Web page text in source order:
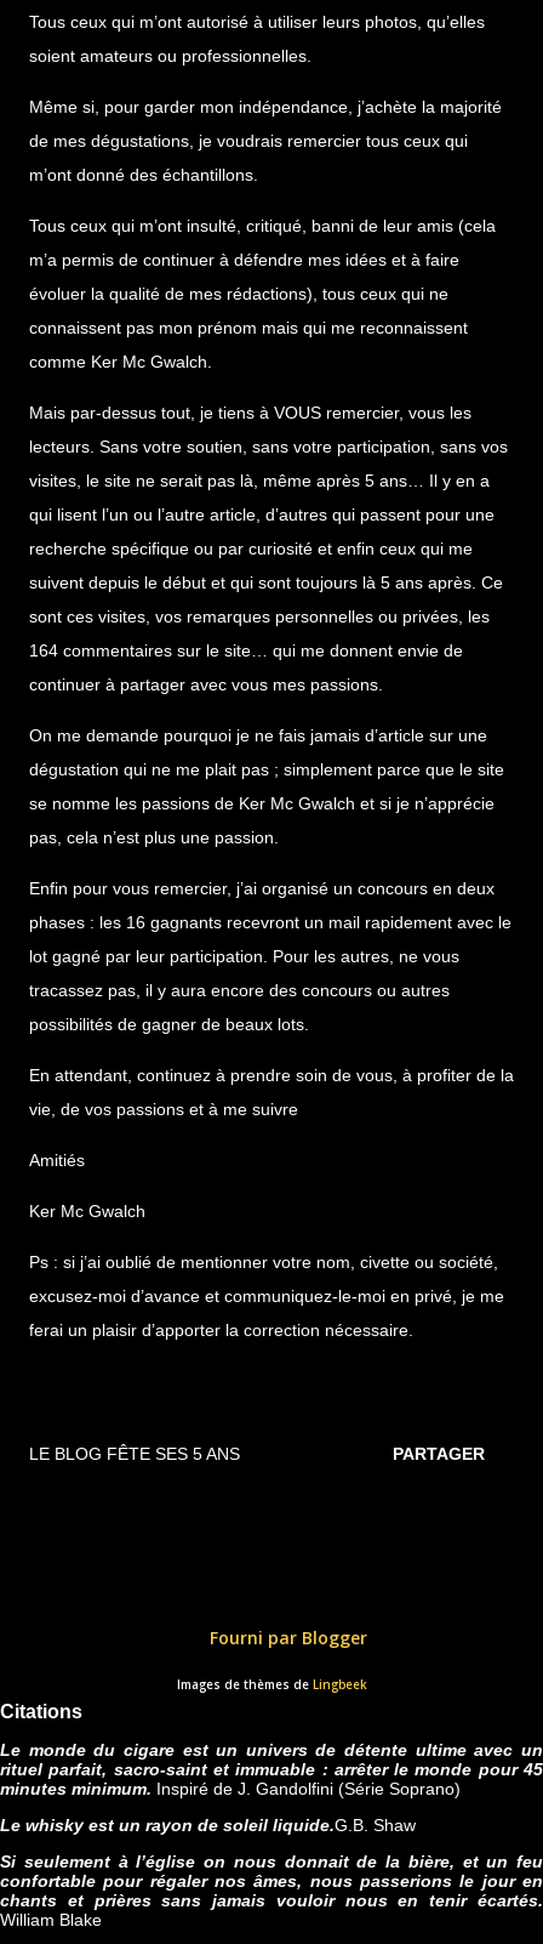
Tous ceux qui m’ont autorisé à utiliser leurs photos, qu’elles
soient amateurs ou professionnelles.
Même si, pour garder mon indépendance, j’achète la majorité
de mes dégustations, je voudrais remercier tous ceux qui
m’ont donné des échantillons.
Tous ceux qui m’ont insulté, critiqué, banni de leur amis (cela
m’a permis de continuer à défendre mes idées et à faire
évoluer la qualité de mes rédactions), tous ceux qui ne
connaissent pas mon prénom mais qui me reconnaissent
comme Ker Mc Gwalch.
Mais par-dessus tout, je tiens à VOUS remercier, vous les
lecteurs. Sans votre soutien, sans votre participation, sans vos
visites, le site ne serait pas là, même après 5 ans… Il y en a
qui lisent l’un ou l’autre article, d’autres qui passent pour une
recherche spécifique ou par curiosité et enfin ceux qui me
suivent depuis le début et qui sont toujours là 5 ans après. Ce
sont ces visites, vos remarques personnelles ou privées, les
164 commentaires sur le site… qui me donnent envie de
continuer à partager avec vous mes passions.
On me demande pourquoi je ne fais jamais d’article sur une
dégustation qui ne me plait pas ; simplement parce que le site
se nomme les passions de Ker Mc Gwalch et si je n’apprécie
pas, cela n’est plus une passion.
Enfin pour vous remercier, j’ai organisé un concours en deux
phases : les 16 gagnants recevront un mail rapidement avec le
lot gagné par leur participation. Pour les autres, ne vous
tracassez pas, il y aura encore des concours ou autres
possibilités de gagner de beaux lots.
En attendant, continuez à prendre soin de vous, à profiter de la
vie, de vos passions et à me suivre
Amitiés
Ker Mc Gwalch
Ps : si j’ai oublié de mentionner votre nom, civette ou société,
excusez-moi d’avance et communiquez-le-moi en privé, je me
ferai un plaisir d’apporter la correction nécessaire.
LE BLOG FÊTE SES 5 ANS PARTAGER
Fourni par Blogger
Images de thèmes de Lingbeek
Citations
Le monde du cigare est un univers de détente ultime avec un
rituel parfait, sacro-saint et immuable : arrêter le monde pour 45
minutes minimum. Inspiré de J. Gandolfini (Série Soprano)
Le whisky est un rayon de soleil liquide.G.B. Shaw
Si seulement à l’église on nous donnait de la bière, et un feu
confortable pour régaler nos âmes, nous passerions le jour en
chants et prières sans jamais vouloir nous en tenir écartés.
William Blake